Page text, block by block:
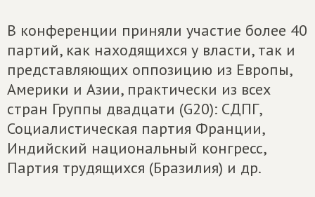
В конференции приняли участие более 40
партий, как находящихся у власти, так и
представляющих оппозицию из Европы,
Америки и Азии, практически из всех
стран Группы двадцати (G20): СДПГ,
Социалистическая партия Франции,
Индийский национальный конгресс,
Партия трудящихся (Бразилия) и др.